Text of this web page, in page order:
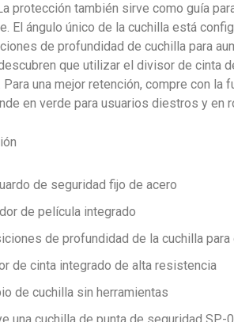
protección también sirve como guía
El ángulo único de la cuchilla está
de profundidad de cuchilla para
que utilizar el divisor de cinta
Para una mejor retención, compre con
en verde para usuarios diestros y en
de seguridad fijo de acero
de película integrado
de profundidad de la cuchilla
de cinta integrado de alta resistencia
de cuchilla sin herramientas